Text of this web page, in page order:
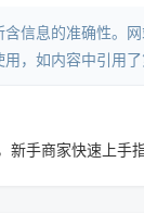
信息的准确性。
，如内容中引用
新手商家快速上手